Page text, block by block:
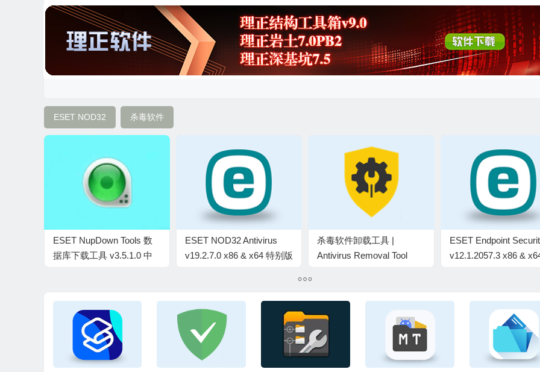
ESET NOD32 杀毒软件
ESET NupDown Tools 数
据库下载工具 v3.5.1.0 中
ESET NOD32 Antivirus
v19.2.7.0 x86 & x64 特别版
杀毒软件卸载工具 |
Antivirus Removal Tool
ESET Endpoint
v12.1.2057.3 x86 &